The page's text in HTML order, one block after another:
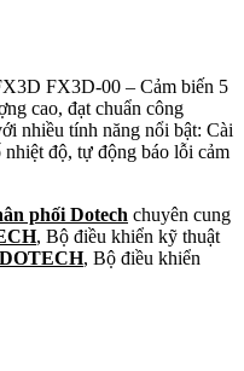
FX3D-00 – Cảm biến 5
cao, đạt chuẩn công
nhiều tính năng nổi bật: Cài
độ, tự động báo lỗi cảm
phối Dotech chuyên cung
, Bộ điều khiển kỹ thuật
, Bộ điều khiển